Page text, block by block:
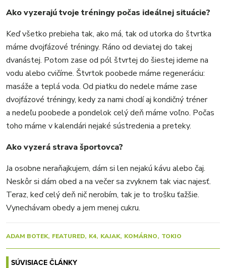
Ako vyzerajú tvoje tréningy počas ideálnej situácie?
Keď všetko prebieha tak, ako má, tak od utorka do štvrtka
máme dvojfázové tréningy. Ráno od deviatej do takej
dvanástej. Potom zase od pól štvrtej do šiestej ideme na
vodu alebo cvičíme. Štvrtok poobede máme regeneráciu:
masáže a teplá voda. Od piatku do nedele máme zase
dvojfázové tréningy, kedy za nami chodí aj kondičný tréner
a nedeľu poobede a pondelok celý deň máme voľno. Počas
toho máme v kalendári nejaké sústredenia a preteky.
Ako vyzerá strava športovca?
Ja osobne neraňajkujem, dám si len nejakú kávu alebo čaj.
Neskôr si dám obed a na večer sa zvyknem tak viac najesť.
Teraz, keď celý deň nič nerobím, tak je to trošku ťažšie.
Vynechávam obedy a jem menej cukru.
ADAM BOTEK FEATURED K4 KAJAK KOMÁRNO TOKIO
SÚVISIACE ČLÁNKY